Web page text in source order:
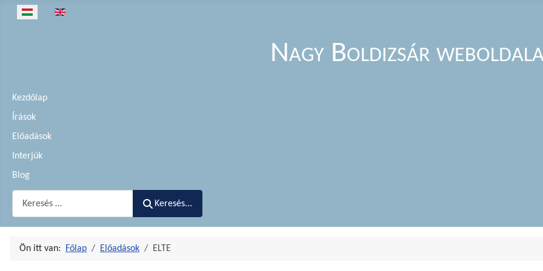
Válasszon nyelvet
Nagy Boldizsár
Kezdőlap
Írások
Előadások
Interjúk
Blog
Keresés...
Ön itt van: Főlap Előadások ELTE